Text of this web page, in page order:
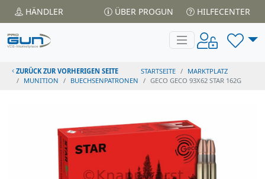
HÄNDLER ÜBER PROGUN HILFECENTER
ZURÜCK ZUR VORHERIGEN SEITE STARTSEITE
MARKTPLATZ
MUNITION
BUECHSENPATRONEN GECO GECO 93X62 STAR 162G